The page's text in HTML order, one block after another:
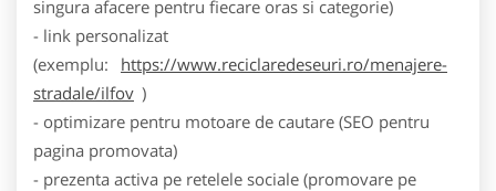
singura afacere pentru fiecare oras si categorie)
- link personalizat
(exemplu:
https://www.reciclaredeseuri.ro/menajere-
stradale/ilfov )
- optimizare pentru motoare de cautare (SEO pentru
pagina promovata)
- prezenta activa pe retelele sociale (promovare pe